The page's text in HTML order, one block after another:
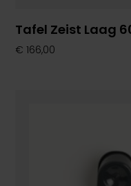
Tafel Zeist Laag
€ 166,00